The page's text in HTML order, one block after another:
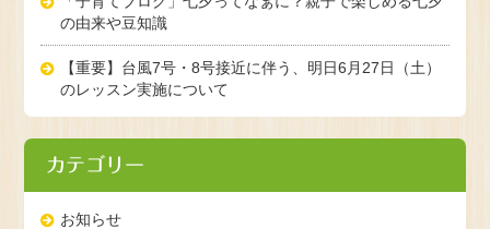
の由来や豆知識
【重要】台風7号・8号接近に伴う、明日6月27日（土）
のレッスン実施について
カテゴリー
お知らせ